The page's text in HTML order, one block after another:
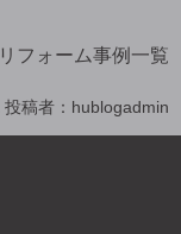
リフォーム事例一覧
投稿者： hublogadmin